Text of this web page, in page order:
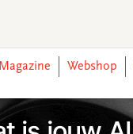
Magazine Webshop